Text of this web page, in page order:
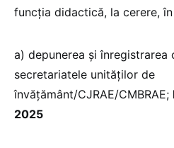
funcţia didactică, la cerere,
a) depunerea și înregistrarea
secretariatele unităților de
învățământ/CJRAE/CMBRAE;
2025